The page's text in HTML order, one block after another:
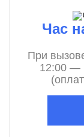
Час
При
12:00 —